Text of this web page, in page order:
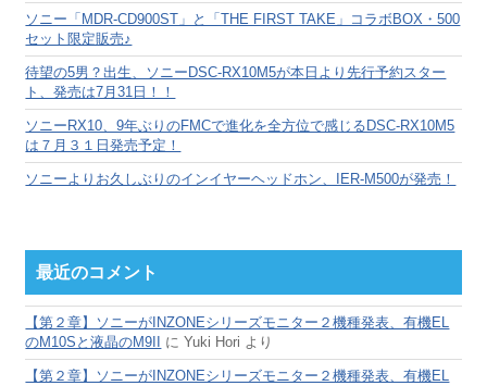
ソニー「MDR-CD900ST」と「THE FIRST TAKE」コラボBOX・500
セット限定販売♪
待望の5男？出生、ソニーDSC-RX10M5が本日より先行予約スター
ト、発売は7月31日！！
ソニーRX10、9年ぶりのFMCで進化を全方位で感じるDSC-RX10M5
は７月３１日発売予定！
ソニーよりお久しぶりのインイヤーヘッドホン、IER-M500が発売！
最近のコメント
【第２章】ソニーがINZONEシリーズモニター２機種発表、有機EL
のM10Sと液晶のM9II
にYuki Hori より
【第２章】ソニーがINZONEシリーズモニター２機種発表、有機EL